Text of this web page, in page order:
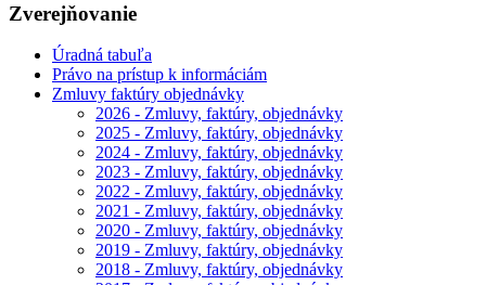
Zverejňovanie
Úradná tabuľa
Právo na prístup k informáciám
Zmluvy faktúry objednávky
2026 - Zmluvy, faktúry, objednávky
2025 - Zmluvy, faktúry, objednávky
2024 - Zmluvy, faktúry, objednávky
2023 - Zmluvy, faktúry, objednávky
2022 - Zmluvy, faktúry, objednávky
2021 - Zmluvy, faktúry, objednávky
2020 - Zmluvy, faktúry, objednávky
2019 - Zmluvy, faktúry, objednávky
2018 - Zmluvy, faktúry, objednávky